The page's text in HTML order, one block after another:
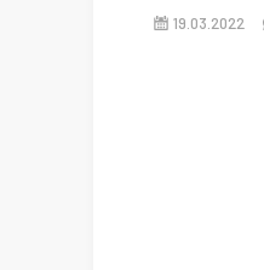
19.03.2022